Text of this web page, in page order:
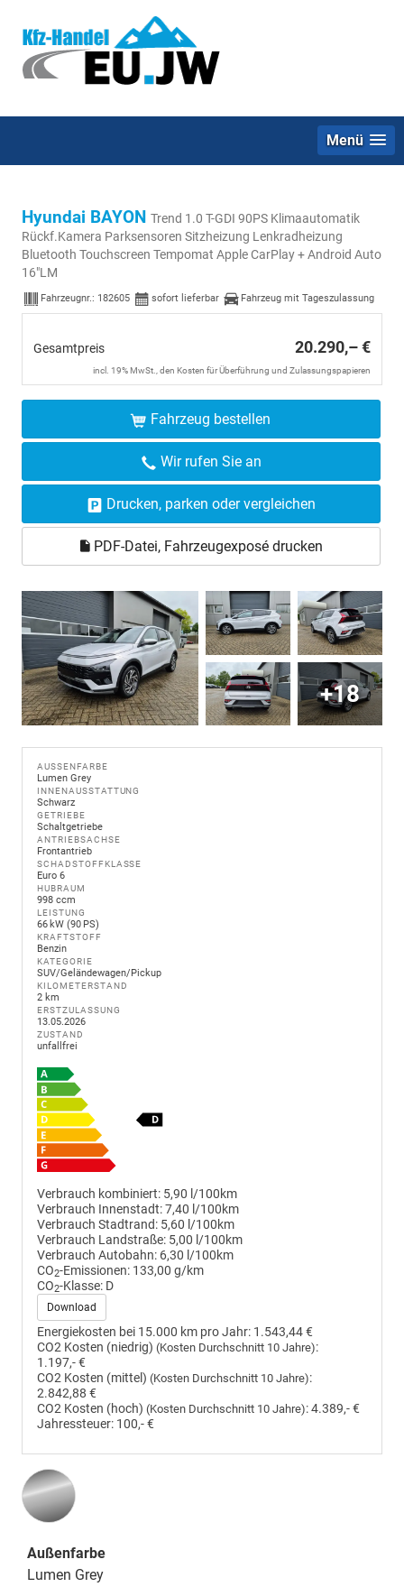
Menü
Hyundai BAYON Trend 1.0 T-GDI 90PS Klimaautomatik
Rückf.Kamera Parksensoren Sitzheizung Lenkradheizung
Bluetooth Touchscreen Tempomat Apple CarPlay + Android Auto
16"LM
Fahrzeugnr.: 182605 sofort lieferbar Fahrzeug mit Tageszulassung
Gesamtpreis 20.290,– €
incl. 19% MwSt., den Kosten für Überführung und Zulassungspapieren
Fahrzeug bestellen
Wir rufen Sie an
Drucken, parken oder vergleichen
PDF-Datei, Fahrzeugexposé drucken
+18
AUSSENFARBE
Lumen Grey
INNENAUSSTATTUNG
Schwarz
GETRIEBE
Schaltgetriebe
ANTRIEBSACHSE
Frontantrieb
SCHADSTOFFKLASSE
Euro 6
HUBRAUM
998 ccm
LEISTUNG
66 kW (90 PS)
KRAFTSTOFF
Benzin
KATEGORIE
SUV/Geländewagen/Pickup
KILOMETERSTAND
2 km
ERSTZULASSUNG
13.05.2026
ZUSTAND
unfallfrei
Verbrauch kombiniert: 5,90 l/100km
Verbrauch Innenstadt:7,40 l/100km
Verbrauch Stadtrand: 5,60 l/100km
Verbrauch Landstraße: 5,00 l/100km
Verbrauch Autobahn: 6,30 l/100km
CO2-Emissionen: 133,00 g/km
CO2-Klasse: D
Download
Energiekosten bei 15.000 km pro Jahr: 1.543,44 €
CO2 Kosten (niedrig) (Kosten Durchschnitt 10 Jahre):
1.197,- €
CO2 Kosten (mittel) (Kosten Durchschnitt 10 Jahre):
2.842,88 €
CO2 Kosten (hoch) (Kosten Durchschnitt 10 Jahre):4.389,- €
Jahressteuer: 100,- €
Außenfarbe
Lumen Grey